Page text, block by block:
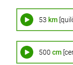
53 km
500 cm